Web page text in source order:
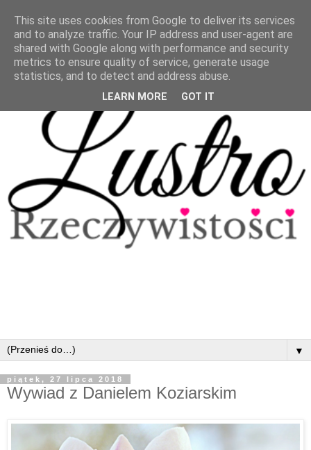
▼
piątek, 27 lipca 2018
Wywiad z Danielem Koziarskim
This site uses cookies from Google to deliver its services
and to analyze traffic. Your IP address and user-agent are
shared with Google along with performance and security
metrics to ensure quality of service, generate usage
statistics, and to detect and address abuse.
LEARN MORE GOT IT